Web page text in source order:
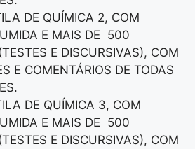
DE QUÍMICA 2, COM
E MAIS DE 500
E DISCURSIVAS), COM
E COMENTÁRIOS DE TODAS
DE QUÍMICA 3, COM
E MAIS DE 500
E DISCURSIVAS), COM